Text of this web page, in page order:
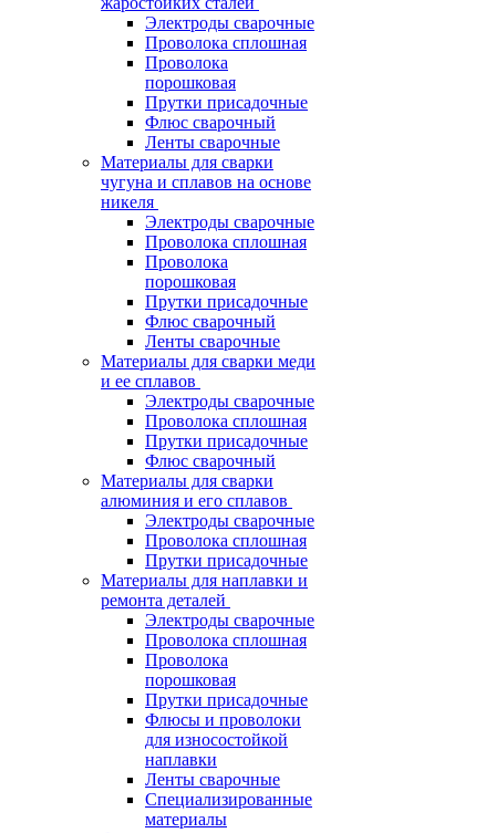
Электроды сварочные
Проволока сплошная
Проволока
порошковая
Прутки присадочные
Флюс сварочный
Ленты сварочные
Материалы для сварки
чугуна и сплавов на основе
никеля
Электроды сварочные
Проволока сплошная
Проволока
порошковая
Прутки присадочные
Флюс сварочный
Ленты сварочные
Материалы для сварки меди
и ее сплавов
Электроды сварочные
Проволока сплошная
Прутки присадочные
Флюс сварочный
Материалы для сварки
алюминия и его сплавов
Электроды сварочные
Проволока сплошная
Прутки присадочные
Материалы для наплавки и
ремонта деталей
Электроды сварочные
Проволока сплошная
Проволока
порошковая
Прутки присадочные
Флюсы и проволоки
для износостойкой
наплавки
Ленты сварочные
Специализированные
материалы